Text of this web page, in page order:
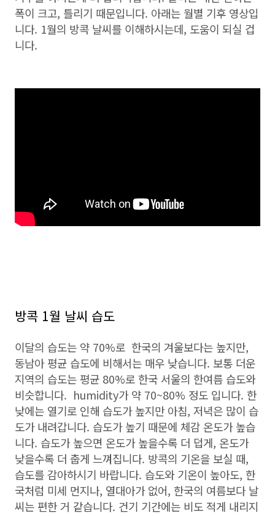
폭이 크고, 틀리기 때문입니다. 아래는 월별 기후 영상입
니다. 1월의 방콕 날씨를 이해하시는데, 도움이 되실 겁
니다.
방콕 1월 날씨 습도
이달의 습도는 약 70%로 한국의 겨울보다는 높지만,
동남아 평균 습도에 비해서는 매우 낮습니다. 보통 더운
지역의 습도는 평균 80%로 한국 서울의 한여름 습도와
비슷합니다. humidity가 약 70~80% 정도 입니다. 한
낮에는 열기로 인해 습도가 높지만 아침, 저녁은 많이 습
도가 내려갑니다. 습도가 높기 때문에 체감 온도가 높습
니다. 습도가 높으면 온도가 높을수록 더 덥게, 온도가
낮을수록 더 춥게 느껴집니다. 방콕의 기온을 보실 때,
습도를 감아하시기 바랍니다. 습도와 기온이 높아도, 한
국처럼 미세 먼지나, 열대아가 없어, 한국의 여름보다 날
씨는 편한 거 같습니다. 건기 기간에는 비도 적게 내리지